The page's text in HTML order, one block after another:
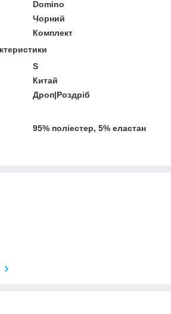
Domino
Чорний
Комплект
S
Китай
Дроп|Роздріб
95% поліестер, 5% еластан